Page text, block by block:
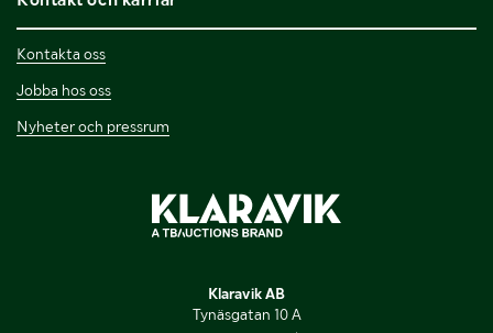
Kontakta oss
Jobba hos oss
Nyheter och pressrum
Klaravik AB
Tynäsgatan 10 A